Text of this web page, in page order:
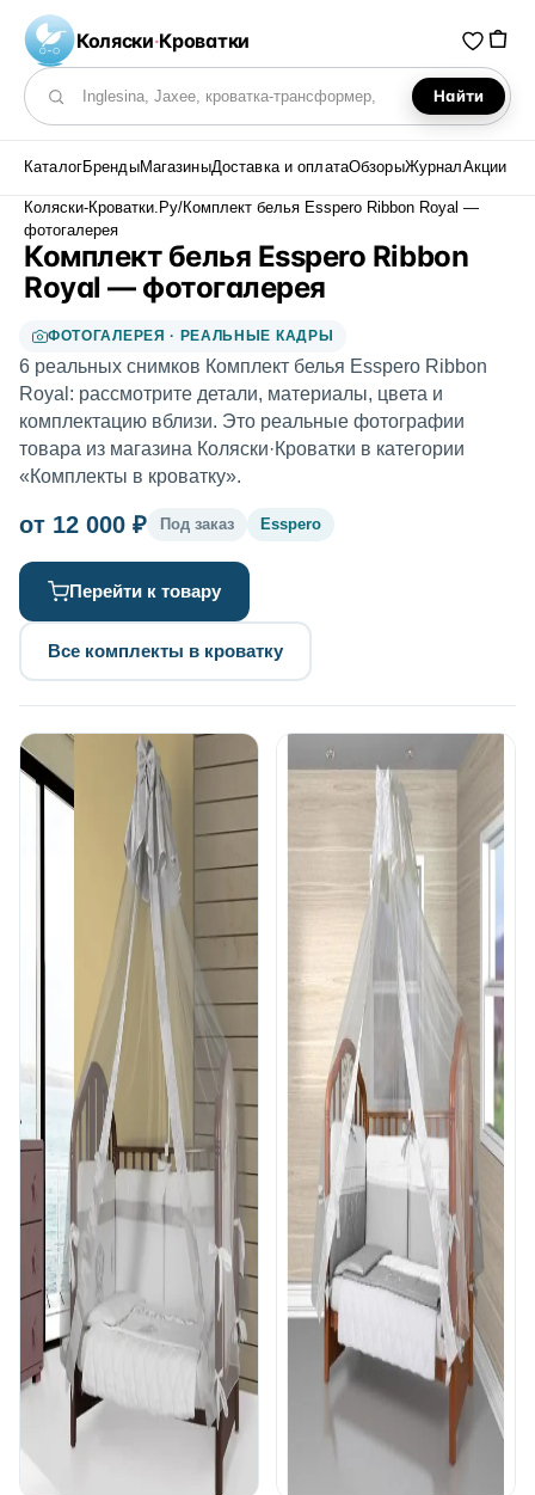
Коляски·Кроватки
Поиск по каталогу
Найти
КаталогБрендыМагазиныДоставка и оплатаОбзорыЖурналАкции
Коляски-Кроватки.Ру/Комплект белья Esspero Ribbon Royal —
фотогалерея
Комплект белья Esspero Ribbon
Royal — фотогалерея
ФОТОГАЛЕРЕЯ · РЕАЛЬНЫЕ КАДРЫ
6 реальных снимков Комплект белья Esspero Ribbon
Royal: рассмотрите детали, материалы, цвета и
комплектацию вблизи. Это реальные фотографии
товара из магазина Коляски·Кроватки в категории
«Комплекты в кроватку».
от 12 000 ₽ Под заказ Esspero
Перейти к товару
Все комплекты в кроватку